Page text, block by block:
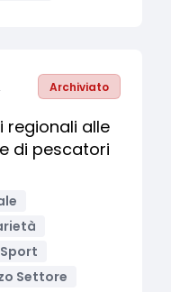
Archiviato
regionali alle
di pescatori
Sport
Settore